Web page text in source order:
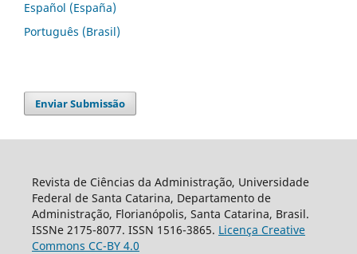
Español (España)
Português (Brasil)
Enviar Submissão
Revista de Ciências da Administração, Universidade
Federal de Santa Catarina, Departamento de
Administração, Florianópolis, Santa Catarina, Brasil.
ISSNe 2175-8077. ISSN 1516-3865. Licença Creative
Commons CC-BY 4.0